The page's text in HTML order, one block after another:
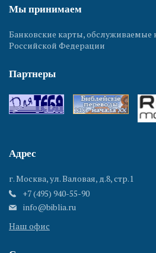
Мы принимаем
Банковские карты, обслуживаемые
Российской Федерации
Партнеры
Адрес
г. Москва, ул. Валовая, д.8, стр.1
+7 (495) 940-55-90
info@biblia.ru
Наш офис